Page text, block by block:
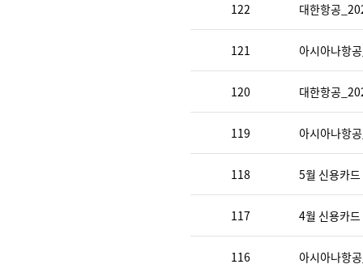
122 대한항공
121 아시아나항
120 대한항공
119 아시아나항
118 5월 신용카
117 4월 신용카
116 아시아나항